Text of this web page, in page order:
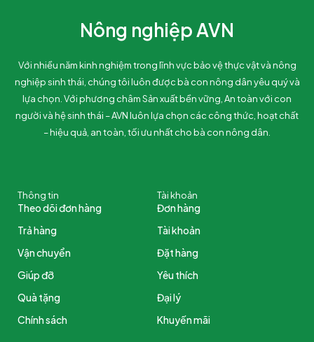
Nông nghiệp AVN
Với nhiều năm kinh nghiệm trong lĩnh vực bảo vệ thực vật và nông
nghiệp sinh thái, chúng tôi luôn được bà con nông dân yêu quý và
lựa chọn. Với phương châm Sản xuất bền vững, An toàn với con
người và hệ sinh thái – AVN luôn lựa chọn các công thức, hoạt chất
– hiệu quả, an toàn, tối ưu nhất cho bà con nông dân.
Thông tin
Theo dõi đơn hàng
Trả hàng
Vận chuyển
Giúp đỡ
Quà tặng
Chính sách
Tài khoản
Đơn hàng
Tài khoản
Đặt hàng
Yêu thích
Đại lý
Khuyến mãi